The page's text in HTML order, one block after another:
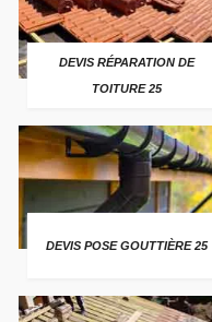
DEVIS RÉPARATION DE
TOITURE 25
DEVIS POSE GOUTTIÈRE 25